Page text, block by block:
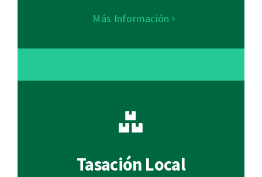
Más Información
Tasación Local